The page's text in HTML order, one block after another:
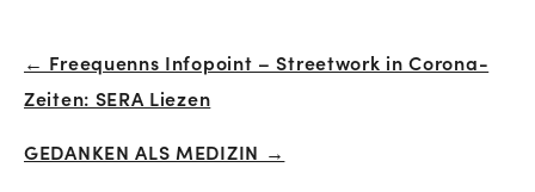
Beitrags-
← Freequenns Infopoint – Streetwork in Corona-
Zeiten: SERA Liezen
GEDANKEN ALS MEDIZIN →